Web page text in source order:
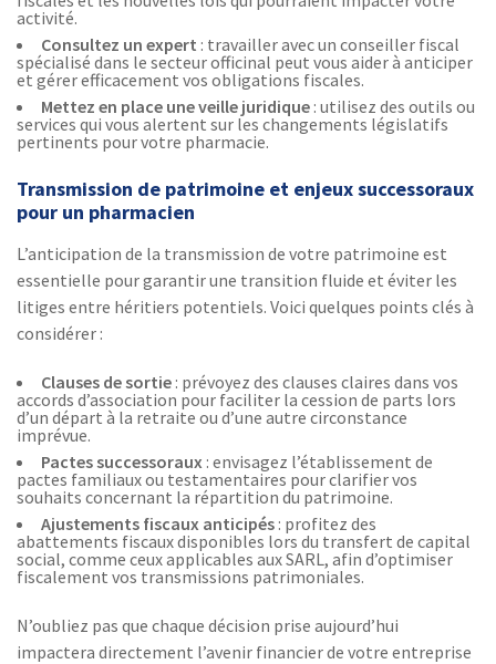
activité.
Consultez un expert : travailler avec un conseiller fiscal
spécialisé dans le secteur officinal peut vous aider à anticiper
et gérer efficacement vos obligations fiscales.
Mettez en place une veille juridique : utilisez des outils ou
services qui vous alertent sur les changements législatifs
pertinents pour votre pharmacie.
Transmission de patrimoine et enjeux successoraux
pour un pharmacien
L’anticipation de la transmission de votre patrimoine est
essentielle pour garantir une transition fluide et éviter les
litiges entre héritiers potentiels. Voici quelques points clés à
considérer :
Clauses de sortie : prévoyez des clauses claires dans vos
accords d’association pour faciliter la cession de parts lors
d’un départ à la retraite ou d’une autre circonstance
imprévue.
Pactes successoraux : envisagez l’établissement de
pactes familiaux ou testamentaires pour clarifier vos
souhaits concernant la répartition du patrimoine.
Ajustements fiscaux anticipés : profitez des
abattements fiscaux disponibles lors du transfert de capital
social, comme ceux applicables aux SARL, afin d’optimiser
fiscalement vos transmissions patrimoniales.
N’oubliez pas que chaque décision prise aujourd’hui
impactera directement l’avenir financier de votre entreprise